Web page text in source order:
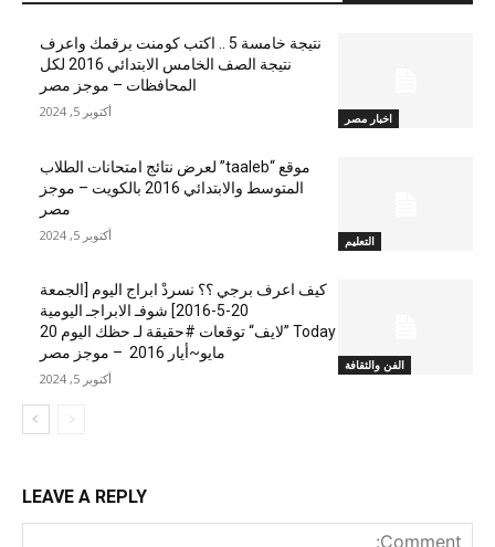
اخبار مصر
نتيجة خامسة 5 .. اكتب كومنت برقمك واعرف
نتيجة الصف الخامس الابتدائي 2016 لكل
المحافظات – موجز مصر
أكتوبر 5, 2024
التعليم
موقع “taaleb” لعرض نتائج امتحانات الطلاب
المتوسط والابتدائي 2016 بالكويت – موجز
مصر
أكتوبر 5, 2024
الفن والثقافة
كيف اعرف برجي ؟؟ نسردْ ابراج اليوم [الجمعة
20-5-2016] شوفـ الابراجـ اليومية
Today ”لايف“ توقعات #حقيقة لـ حظك اليوم 20
مايو~أيار 2016 – موجز مصر
أكتوبر 5, 2024
LEAVE A REPLY